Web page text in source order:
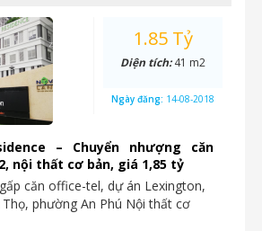
– Chuyển nhượng căn
nội thất cơ bản, giá 1,85 tỷ
căn office-tel, dự án Lexington,
phường An Phú Nội thất cơ
1.85 Tỷ
Diện tích:41 m2
Ngày đăng: 14-08-2018